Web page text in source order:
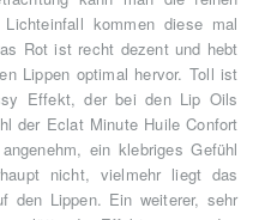
kommen diese mal
Rot ist recht dezent und hebt
Lippen optimal hervor. Toll ist
Effekt, der bei den Lip Oils
der Eclat Minute Huile Confort
ein klebriges Gefühl
nicht, vielmehr liegt das
den Lippen. Ein weiterer, sehr